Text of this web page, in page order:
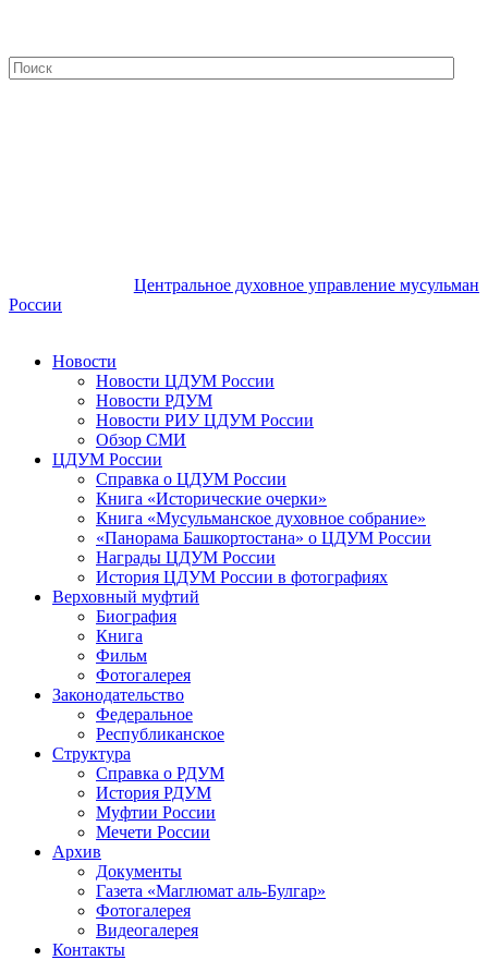
Центральное духовное управление мусульман
России
Новости
Новости ЦДУМ России
Новости РДУМ
Новости РИУ ЦДУМ России
Обзор СМИ
ЦДУМ России
Справка о ЦДУМ России
Книга «Исторические очерки»
Книга «Мусульманское духовное собрание»
«Панорама Башкортостана» о ЦДУМ России
Награды ЦДУМ России
История ЦДУМ России в фотографиях
Верховный муфтий
Биография
Книга
Фильм
Фотогалерея
Законодательство
Федеральное
Республиканское
Структура
Справка о РДУМ
История РДУМ
Муфтии России
Мечети России
Архив
Документы
Газета «Маглюмат аль-Булгар»
Фотогалерея
Видеогалерея
Контакты